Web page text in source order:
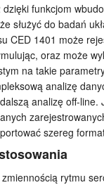
dzięki funkcjom
służyć do badań
CED 1401 może
oraz może
na takie
analizę
analizę off-
szereg
rytmu